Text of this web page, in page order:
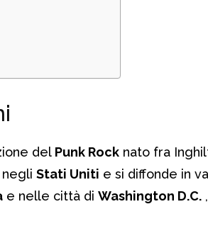
del Punk Rock nato fra
negli Stati Uniti e si diffonde in
e nelle città di Washington D.C. ,